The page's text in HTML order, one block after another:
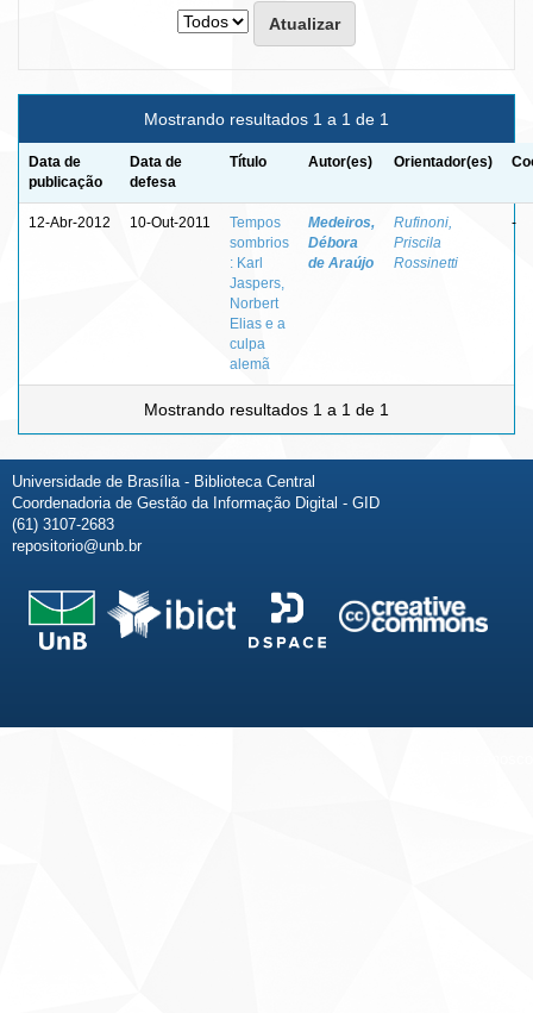
Mostrando resultados 1 a 1 de 1
Data de
publicação
Data de
defesa
Título Autor(es) Orientador(es)
12-Abr-2012 10-Out-2011
Tempos
sombrios
: Karl
Jaspers,
Norbert
Elias e a
culpa
alemã
Medeiros,
Débora
de Araújo
Rufinoni,
Priscila
Rossinetti
-
Mostrando resultados 1 a 1 de 1
Universidade de Brasília - Biblioteca Central
Coordenadoria de Gestão da Informação Digital - GID
(61) 3107-2683
repositorio@unb.br